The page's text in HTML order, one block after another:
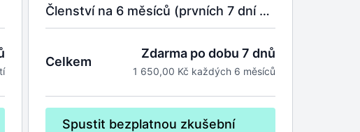
Členství na 6 měsíců (prvních 7 dní na zkoušku zdarma).
Celkem
Zdarma po dobu 7 dnů
1 650,00 Kč každých 6 měsíců
Spustit bezplatnou zkušební